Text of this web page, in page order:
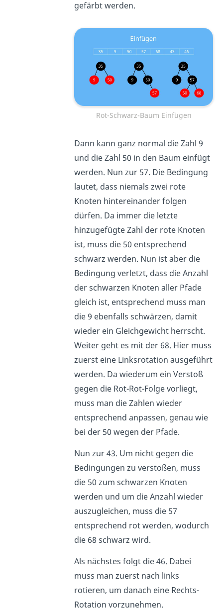
gefärbt werden.
Rot-Schwarz-Baum Einfügen
Dann kann ganz normal die Zahl 9
und die Zahl 50 in den Baum einfügt
werden. Nun zur 57. Die Bedingung
lautet, dass niemals zwei rote
Knoten hintereinander folgen
dürfen. Da immer die letzte
hinzugefügte Zahl der rote Knoten
ist, muss die 50 entsprechend
schwarz werden. Nun ist aber die
Bedingung verletzt, dass die Anzahl
der schwarzen Knoten aller Pfade
gleich ist, entsprechend muss man
die 9 ebenfalls schwärzen, damit
wieder ein Gleichgewicht herrscht.
Weiter geht es mit der 68. Hier muss
zuerst eine Linksrotation ausgeführt
werden. Da wiederum ein Verstoß
gegen die Rot-Rot-Folge vorliegt,
muss man die Zahlen wieder
entsprechend anpassen, genau wie
bei der 50 wegen der Pfade.
Nun zur 43. Um nicht gegen die
Bedingungen zu verstoßen, muss
die 50 zum schwarzen Knoten
werden und um die Anzahl wieder
auszugleichen, muss die 57
entsprechend rot werden, wodurch
die 68 schwarz wird.
Als nächstes folgt die 46. Dabei
muss man zuerst nach links
rotieren, um danach eine Rechts-
Rotation vorzunehmen.